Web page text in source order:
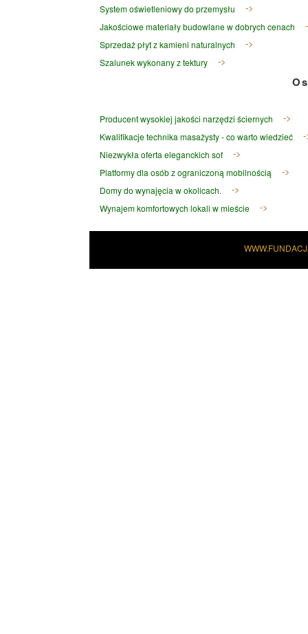
System oświetleniowy do przemysłu
Jakościowe materiały budowlane w dobrych cenach
Sprzedaż płyt z kamieni naturalnych
Szalunek wykonany z tektury
Producent wysokiej jakości narzędzi ściernych
Kwalifikacje technika masażysty - co warto wiedzieć
Niezwykła oferta eleganckich sof
Platformy dla osób z ograniczoną mobilnością
Domy do wynajęcia w okolicach.
Wynajem komfortowych lokali w mieście